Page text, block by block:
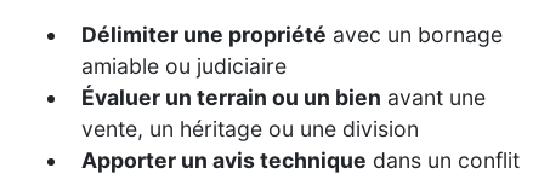
Délimiter une propriété avec un bornage
amiable ou judiciaire
Évaluer un terrain ou un bien avant une
vente, un héritage ou une division
Apporter un avis technique dans un conflit